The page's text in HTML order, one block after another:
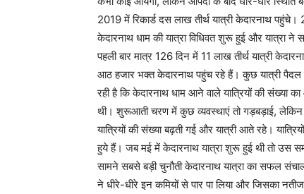
2019 में रिकार्ड दस लाख तीर्थ यात्री केदारनाथ
केदारनाथ धाम की यात्रा विधिवत शुरू हुई और यात्रा ने
पहली बार मात्र 126 दिन में 11 लाख तीर्थ यात्री
आठ हजार भक्त केदारनाथ पहुंच रहे हैं। कुछ यात्री पैदल
रही है कि केदारनाथ धाम आने वाले यात्रियों की संख्या
थी। शुरूआती चरण में कुछ व्यवस्थाएं तो गड़बड़ाई,
यात्रियों की संख्या बढ़ती गई और यात्री आते रहे।
हुये हैं। जब मई में केदारनाथ यात्रा शुरू हुई थी तो उस
सामने सबसे बड़ी चुनौती केदारनाथ यात्रा का सफल
ने धीरे-धीरे इन कमियों से पार पा लिया और जिसका